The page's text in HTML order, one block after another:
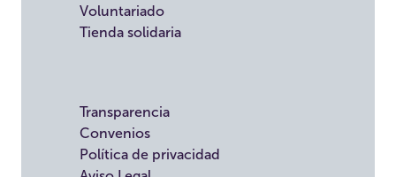
Transparencia
Convenios
Política de privacidad
Voluntariado
Tienda solidaria